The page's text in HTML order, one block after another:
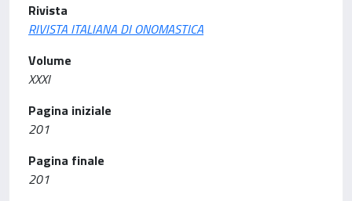
Rivista
RIVISTA ITALIANA DI ONOMASTICA
Volume
XXXI
Pagina iniziale
201
Pagina finale
201